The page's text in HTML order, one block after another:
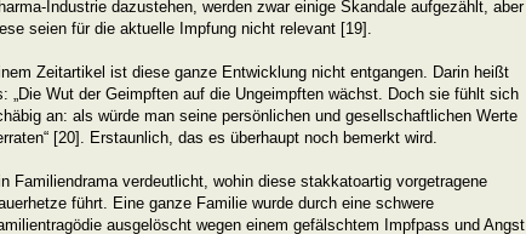
Industrie dazustehen, werden zwar einige Skandale aufgezählt, aber
seien für die aktuelle Impfung nicht relevant [19].
Zeitartikel ist diese ganze Entwicklung nicht entgangen. Darin heißt
„Die Wut der Geimpften auf die Ungeimpften wächst. Doch sie fühlt sich
an: als würde man seine persönlichen und gesellschaftlichen Werte
[20]. Erstaunlich, das es überhaupt noch bemerkt wird.
Familiendrama verdeutlicht, wohin diese stakkatoartig vorgetragene
führt. Eine ganze Familie wurde durch eine schwere
ausgelöscht wegen einem gefälschtem Impfpass und Angst